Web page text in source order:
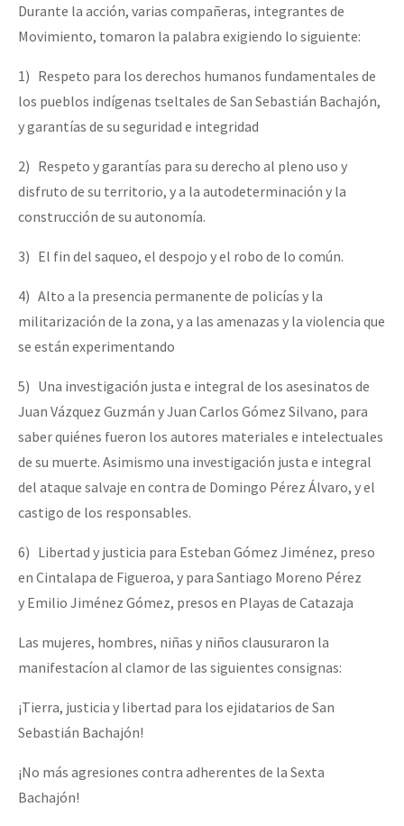
Durante la acción, varias compañeras, integrantes de
Movimiento, tomaron la palabra exigiendo lo siguiente:
1) Respeto para los derechos humanos fundamentales de
los pueblos indígenas tseltales de San Sebastián Bachajón,
y garantías de su seguridad e integridad
2) Respeto y garantías para su derecho al pleno uso y
disfruto de su territorio, y a la autodeterminación y la
construcción de su autonomía.
3) El fin del saqueo, el despojo y el robo de lo común.
4) Alto a la presencia permanente de policías y la
militarización de la zona, y a las amenazas y la violencia que
se están experimentando
5) Una investigación justa e integral de los asesinatos de
Juan Vázquez Guzmán y Juan Carlos Gómez Silvano, para
saber quiénes fueron los autores materiales e intelectuales
de su muerte. Asimismo una investigación justa e integral
del ataque salvaje en contra de Domingo Pérez Álvaro, y el
castigo de los responsables.
6) Libertad y justicia para Esteban Gómez Jiménez, preso
en Cintalapa de Figueroa, y para Santiago Moreno Pérez
y Emilio Jiménez Gómez, presos en Playas de Catazaja
Las mujeres, hombres, niñas y niños clausuraron la
manifestacíon al clamor de las siguientes consignas:
¡Tierra, justicia y libertad para los ejidatarios de San
Sebastián Bachajón!
¡No más agresiones contra adherentes de la Sexta
Bachajón!